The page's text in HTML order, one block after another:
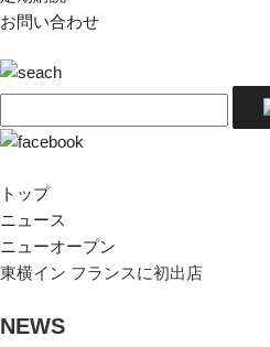
お問い合わせ
トップ
ニュース
ニューオープン
東横イン フランスに初出店
NEWS